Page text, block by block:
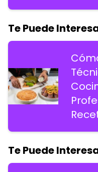
Te Puede
Te Puede